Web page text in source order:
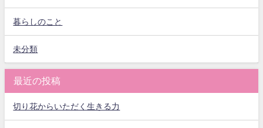
暮らしのこと
未分類
最近の投稿
切り花からいただく生きる力